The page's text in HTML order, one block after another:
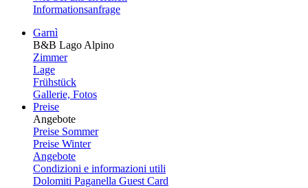
Informationsanfrage
Garnì
B&B Lago Alpino
Zimmer
Lage
Frühstück
Gallerie, Fotos
Preise
Angebote
Preise Sommer
Preise Winter
Angebote
Condizioni e informazioni utili
Dolomiti Paganella Guest Card